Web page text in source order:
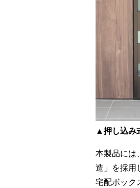
▲押し込み
本製品には
造」を採用
宅配ボック